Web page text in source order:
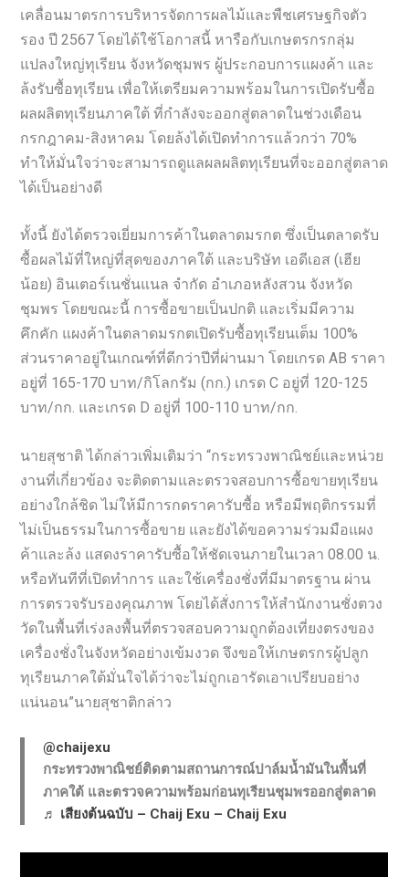
เคลื่อนมาตรการบริหารจัดการผลไม้และพืชเศรษฐกิจตัว
รอง ปี 2567 โดยได้ใช้โอกาสนี้ หารือกับเกษตรกรกลุ่ม
แปลงใหญ่ทุเรียน จังหวัดชุมพร ผู้ประกอบการแผงค้า และ
ล้งรับซื้อทุเรียน เพื่อให้เตรียมความพร้อมในการเปิดรับซื้อ
ผลผลิตทุเรียนภาคใต้ ที่กำลังจะออกสู่ตลาดในช่วงเดือน
กรกฎาคม-สิงหาคม โดยล้งได้เปิดทำการแล้วกว่า 70%
ทำให้มั่นใจว่าจะสามารถดูแลผลผลิตทุเรียนที่จะออกสู่ตลาด
ได้เป็นอย่างดี
ทั้งนี้ ยังได้ตรวจเยี่ยมการค้าในตลาดมรกต ซึ่งเป็นตลาดรับ
ซื้อผลไม้ที่ใหญ่ที่สุดของภาคใต้ และบริษัท เอดีเอส (เฮีย
น้อย) อินเตอร์เนชั่นแนล จำกัด อำเภอหลังสวน จังหวัด
ชุมพร โดยขณะนี้ การซื้อขายเป็นปกติ และเริ่มมีความ
คึกคัก แผงค้าในตลาดมรกตเปิดรับซื้อทุเรียนเต็ม 100%
ส่วนราคาอยู่ในเกณฑ์ที่ดีกว่าปีที่ผ่านมา โดยเกรด AB ราคา
อยู่ที่ 165-170 บาท/กิโลกรัม (กก.) เกรด C อยู่ที่ 120-125
บาท/กก. และเกรด D อยู่ที่ 100-110 บาท/กก.
นายสุชาติ ได้กล่าวเพิ่มเติมว่า “กระทรวงพาณิชย์และหน่วย
งานที่เกี่ยวข้อง จะติดตามและตรวจสอบการซื้อขายทุเรียน
อย่างใกล้ชิด ไม่ให้มีการกดราคารับซื้อ หรือมีพฤติกรรมที่
ไม่เป็นธรรมในการซื้อขาย และยังได้ขอความร่วมมือแผง
ค้าและล้ง แสดงราคารับซื้อให้ชัดเจนภายในเวลา 08.00 น.
หรือทันทีที่เปิดทำการ และใช้เครื่องชั่งที่มีมาตรฐาน ผ่าน
การตรวจรับรองคุณภาพ โดยได้สั่งการให้สำนักงานชั่งตวง
วัดในพื้นที่เร่งลงพื้นที่ตรวจสอบความถูกต้องเที่ยงตรงของ
เครื่องชั่งในจังหวัดอย่างเข้มงวด จึงขอให้เกษตรกรผู้ปลูก
ทุเรียนภาคใต้มั่นใจได้ว่าจะไม่ถูกเอารัดเอาเปรียบอย่าง
แน่นอน”นายสุชาติกล่าว
@chaijexu
กระทรวงพาณิชย์ติดตามสถานการณ์ปาล์มน้ำมันในพื้นที่
ภาคใต้ และตรวจความพร้อมก่อนทุเรียนชุมพรออกสู่ตลาด
♬ เสียงต้นฉบับ – Chaij Exu – Chaij Exu